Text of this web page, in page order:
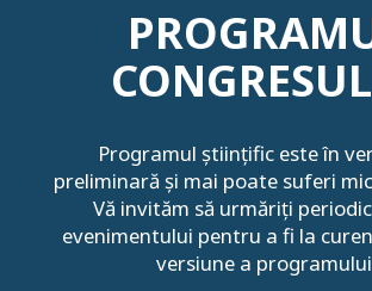
Programul științific este în
preliminară și mai poate suferi
Vă invităm să urmăriți
evenimentului pentru a fi la
versiune a